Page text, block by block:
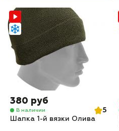
380 руб
В наличии
5
Шапка 1-й вязки Олива